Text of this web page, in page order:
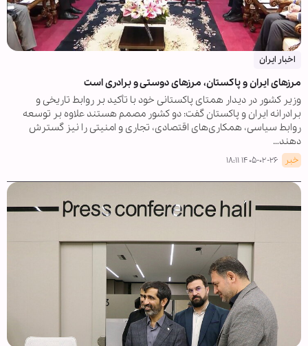
اخبار ایران
مرزهای ایران و پاکستان، مرزهای دوستی و برادری است
وزیر کشور در دیدار همتای پاکستانی خود با تأکید بر روابط تاریخی و
برادرانه ایران و پاکستان گفت: دو کشور مصمم هستند علاوه بر توسعه
روابط سیاسی، همکاری‌های اقتصادی، تجاری و امنیتی را نیز گسترش
دهند…
خبر ۱۴۰۵-۰۲-۲۶ ۱۸:۱۱